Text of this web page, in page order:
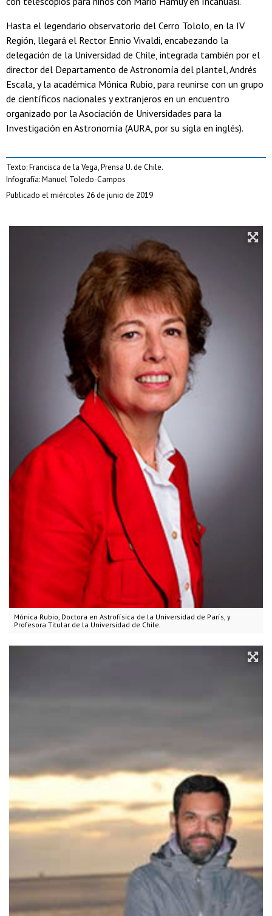
Mónica Rubio, Doctora en Astrofísica de la Universidad de París, y
Profesora Titular de la Universidad de Chile.
Hasta el legendario observatorio del Cerro Tololo, en la IV
Región, llegará el Rector Ennio Vivaldi, encabezando la
delegación de la Universidad de Chile, integrada también por el
director del Departamento de Astronomía del plantel, Andrés
Escala, y la académica Mónica Rubio, para reunirse con un grupo
de científicos nacionales y extranjeros en un encuentro
organizado por la Asociación de Universidades para la
Investigación en Astronomía (AURA, por su sigla en inglés).
Texto: Francisca de la Vega, Prensa U. de Chile.
Infografía: Manuel Toledo-Campos
Publicado el miércoles 26 de junio de 2019